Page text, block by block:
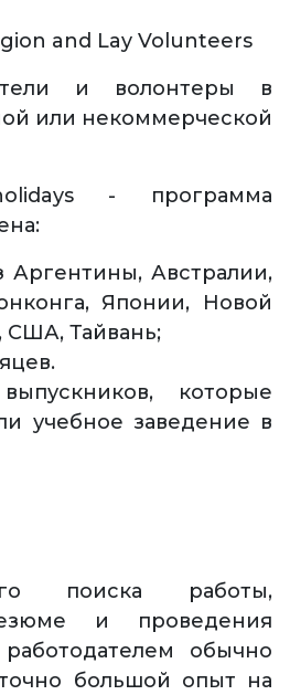
and Lay Volunteers
и волонтеры в
или некоммерческой
- программа
Аргентины, Австралии,
Японии, Новой
США, Тайвань;
которые
учебное заведение в
поиска работы,
и проведения
обычно
большой опыт на